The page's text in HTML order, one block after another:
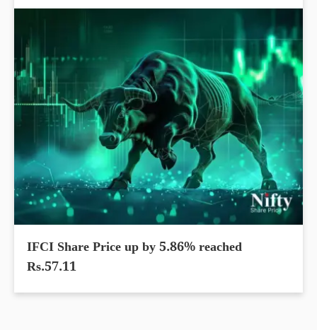
IFCI Share Price up by 5.86% reached
Rs.57.11